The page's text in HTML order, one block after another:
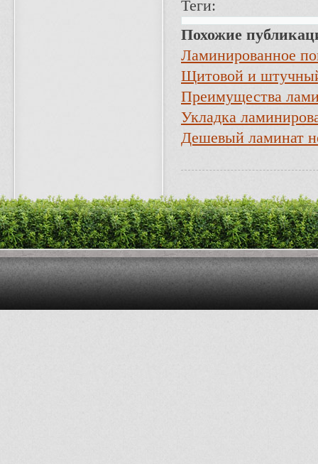
Теги:
Похожие
Ламинированное
Щитовой и штучный
Преимущества
Укладка
Дешевый ламинат